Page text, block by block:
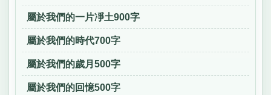
屬於我們的一片凈土900字
屬於我們的時代700字
屬於我們的歲月500字
屬於我們的回憶500字